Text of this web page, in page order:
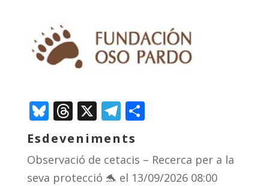
Bluesky
Threads
X Telegram
Comparteix
Esdeveniments
Observació de cetacis – Recerca per a la
seva protecció 🐬 el 13/09/2026 08:00